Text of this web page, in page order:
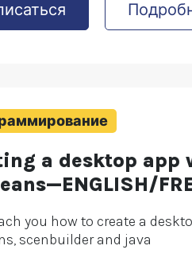
a desktop app
you how to create a
scenbuilder and java